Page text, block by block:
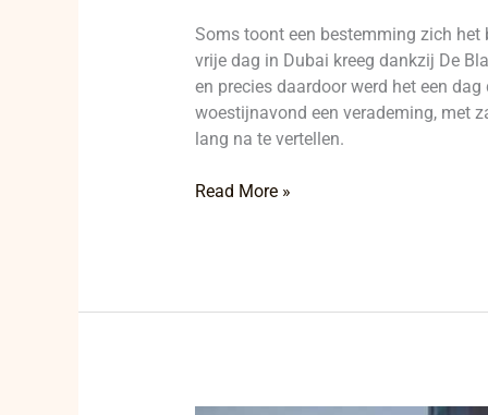
Soms toont een bestemming zich
vrije dag in Dubai kreeg dankzij De
en precies daardoor werd het een
woestijnavond een verademing, met
lang na te vertellen.
Read More »